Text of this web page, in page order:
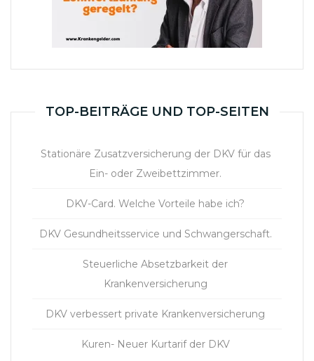
TOP-BEITRÄGE UND TOP-SEITEN
Stationäre Zusatzversicherung der DKV für das
Ein- oder Zweibettzimmer.
DKV-Card. Welche Vorteile habe ich?
DKV Gesundheitsservice und Schwangerschaft.
Steuerliche Absetzbarkeit der
Krankenversicherung
DKV verbessert private Krankenversicherung
Kuren- Neuer Kurtarif der DKV